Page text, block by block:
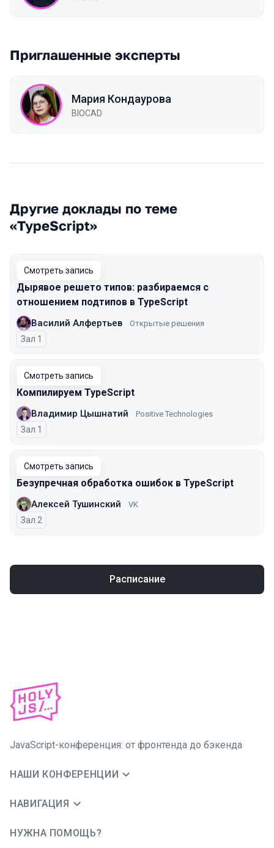
Приглашенные эксперты
Мария Кондаурова
BIOCAD
Другие доклады по теме
«TypeScript»
Смотреть запись
Дырявое решето типов: разбираемся с
отношением подтипов в TypeScript
Василий Алфертьев Открытые решения
Зал 1
Смотреть запись
Компилируем TypeScript
Владимир Цышнатий Positive Technologies
Зал 1
Смотреть запись
Безупречная обработка ошибок в TypeScript
Алексей Тушинский VK
Зал 2
Расписание
JavaScript-конференция: от фронтенда до бэкенда
НАШИ КОНФЕРЕНЦИИ
НАВИГАЦИЯ
НУЖНА ПОМОЩЬ?